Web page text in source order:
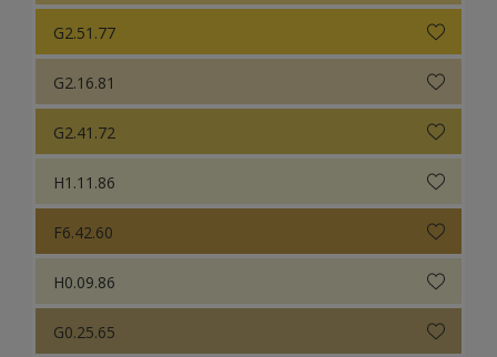
G2.51.77
G2.16.81
G2.41.72
H1.11.86
F6.42.60
H0.09.86
G0.25.65